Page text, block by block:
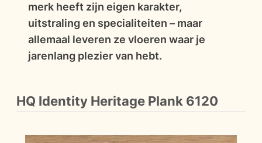
merk heeft zijn eigen karakter,
uitstraling en specialiteiten – maar
allemaal leveren ze vloeren waar je
jarenlang plezier van hebt.
HQ Identity Heritage Plank 6120